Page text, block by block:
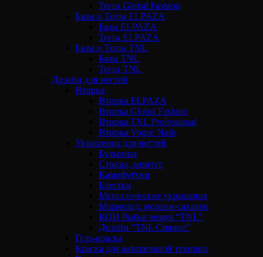
Топы Global Fashion
Базы и Топы ELPAZA
Базы ELPAZA
Топы ELPAZA
Базы и Топы TNL
Базы TNL
Топы TNL
Дизайн для ногтей
Втирка
Втирка ELPAZA
Втирка Global Fashion
Втирка TNL Professional
Втирка Vogue Nails
Украшения для ногтей
Бульонки
Стразы, жемчуг
Камифубуки
Блестки
Металлические украшения
Мармелад, меланж-сахарок
КОИ Рыбья чешуя “TNL”
Дизайн “TNL Сияние”
Гель-краска
Краска для акварельной техники